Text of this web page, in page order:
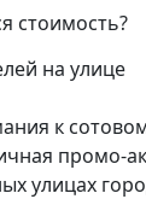
стоимость?
на улице
к
промо-
улицах